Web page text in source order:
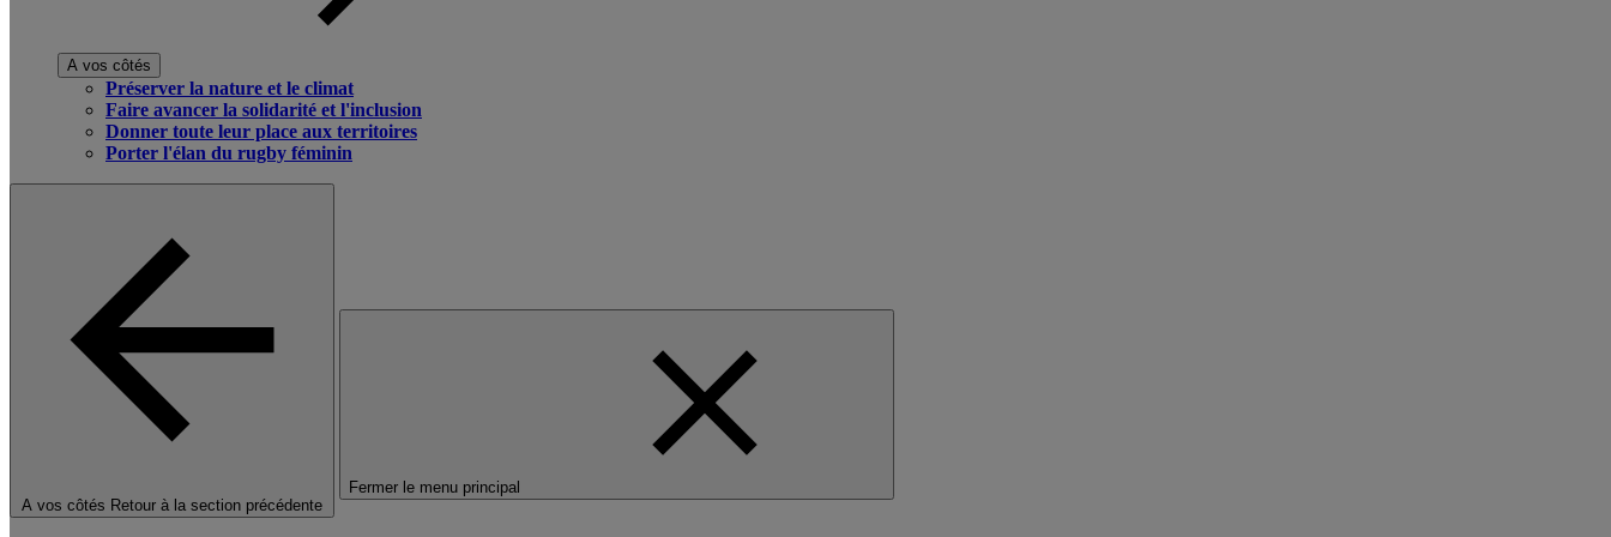
A vos côtés
Préserver la nature et le climat
Faire avancer la solidarité et l'inclusion
Donner toute leur place aux territoires
Porter l'élan du rugby féminin
A vos côtés Retour à la section précédente
Fermer le menu principal